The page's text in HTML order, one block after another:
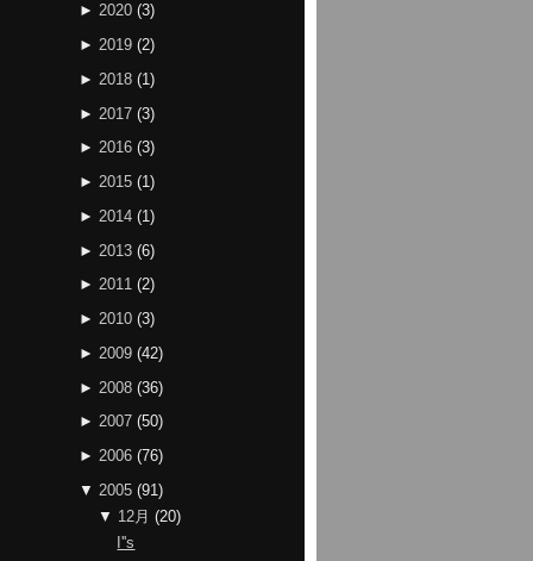
► 2020 (3)
► 2019 (2)
► 2018 (1 )
► 2017 (3)
► 2016 (3)
► 2015 (1)
► 2014 (1 )
► 2013 (6)
► 2011 (2)
► 2010 (3)
► 2009 (42)
► 2008 (36)
► 2007 (50)
► 2006 (76)
▼ 2005 (91 )
▼ 12月 (20)
I''s